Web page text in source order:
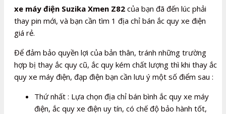
xe máy điện Suzika Xmen Z82 của bạn đã đến lúc phải
thay pin mới, và bạn cần tìm 1 địa chỉ bán ắc quy xe điện
giá rẻ.
Để đảm bảo quyền lợi của bản thân, tránh những trường
hợp bị thay ắc quy cũ, ắc quy kém chất lượng thì khi thay ắc
quy xe máy điện, đạp điện bạn cần lưu ý một số điểm sau :
Thứ nhất : Lựa chọn địa chỉ bán bình ắc quy xe máy
điện, ắc quy xe điện uy tín, có chế độ bảo hành tốt,